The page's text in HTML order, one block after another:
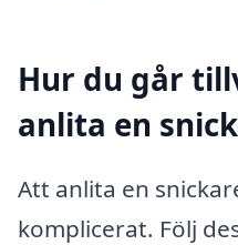
Hur du går
anlita en
Att anlita en
komplicerat. Följ